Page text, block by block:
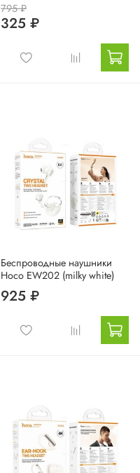
795 ₽
325 ₽
Беспроводные наушники
Hoco EW202 (milky white)
925 ₽